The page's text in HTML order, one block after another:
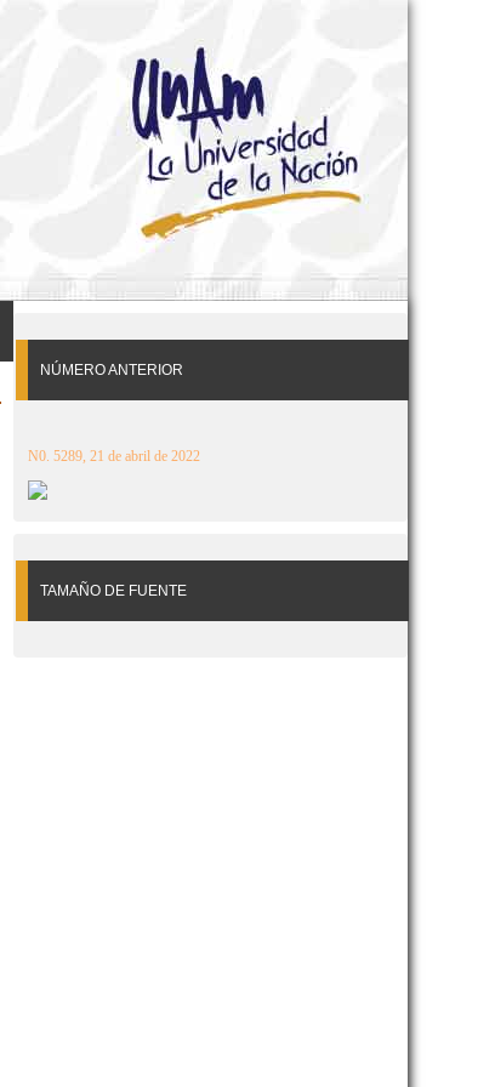
NÚMERO ANTERIOR
N0. 5289, 21 de abril de 2022
TAMAÑO DE FUENTE